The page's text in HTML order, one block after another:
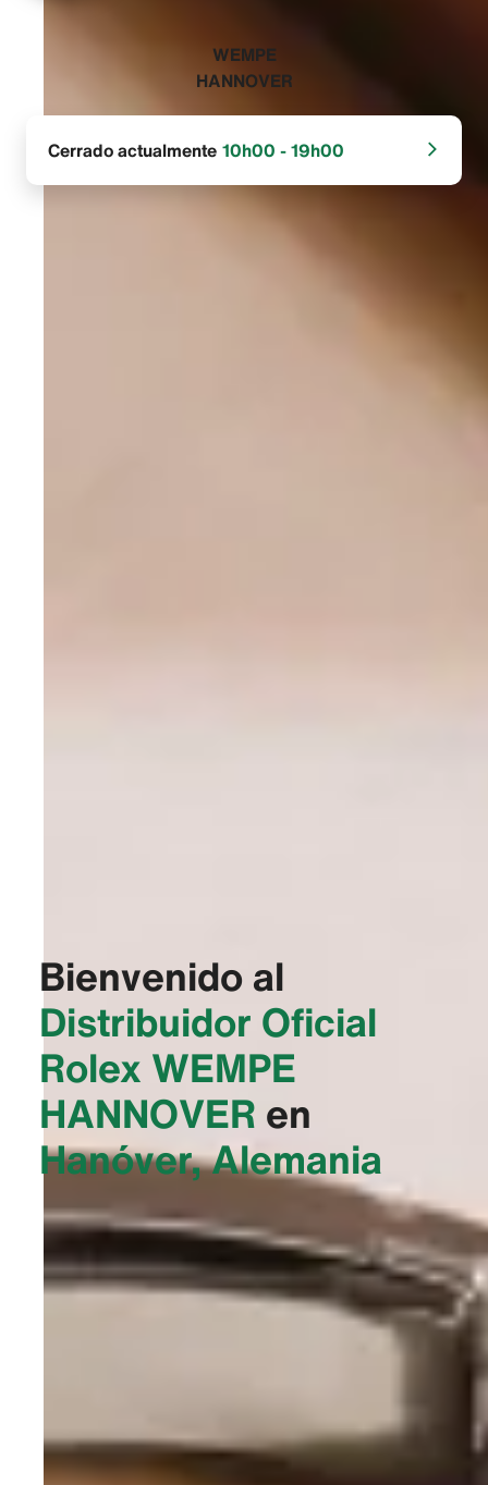
‭WEMPE
HANNOVER‬
Cerrado actualmente 10h00 - 19h00
Bienvenido al
Distribuidor Oficial
Rolex ‭WEMPE
HANNOVER‬ en
Hanóver, Alemania